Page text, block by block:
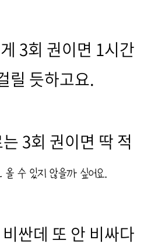
3회 권이면 1시간
릴 듯하고요.
3회 권이면 딱 적
올 수 있지 않을까 싶어요.
싼데 또 안 비싸다